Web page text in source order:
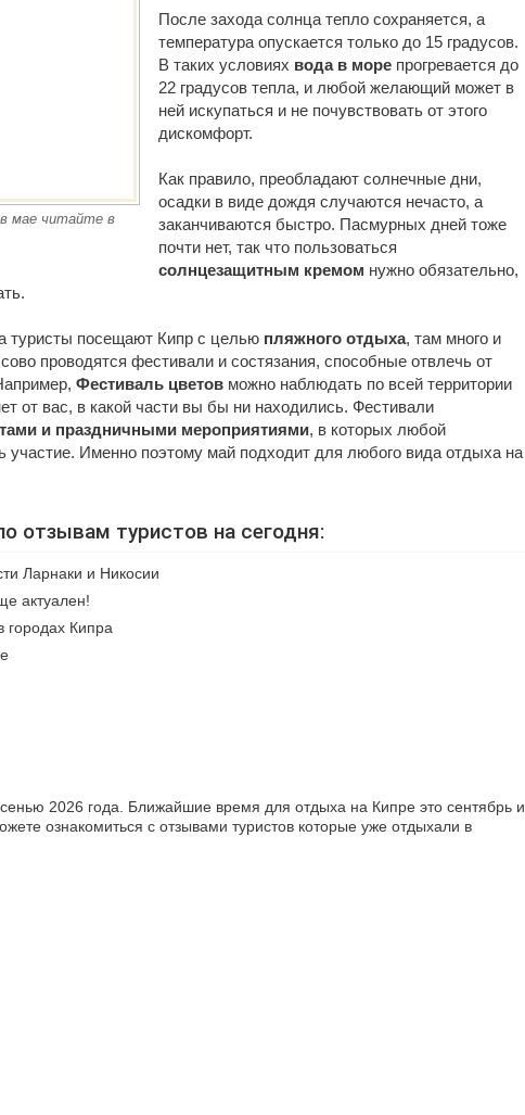
мае читайте в
После захода солнца тепло сохраняется, а
температура опускается только до 15 градусов.
В таких условиях вода в море прогревается до
22 градусов тепла, и любой желающий может в
ней искупаться и не почувствовать от этого
дискомфорт.
Как правило, преобладают солнечные дни,
осадки в виде дождя случаются нечасто, а
заканчиваются быстро. Пасмурных дней тоже
почти нет, так что пользоваться
солнцезащитным кремом нужно обязательно,
туристы посещают Кипр с целью пляжного отдыха, там много и
проводятся фестивали и состязания, способные отвлечь от
Фестиваль цветов можно наблюдать по всей территории
от вас, в какой части вы бы ни находились. Фестивали
и праздничными мероприятиями, в которых любой
Именно поэтому май подходит для любого вида отдыха на
отзывам туристов на сегодня:
Ларнаки и Никосии
актуален!
городах Кипра
2026 года. Ближайшие время для отдыха на Кипре это сентябрь и
ознакомиться с отзывами туристов которые уже отдыхали в